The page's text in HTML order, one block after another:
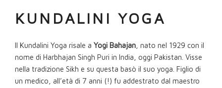
KUNDALINI YOGA
Il Kundalini Yoga risale a Yogi Bahajan , nato nel 1929 con il
nome di Harbhajan Singh Puri in India, oggi Pakistan. Visse
nella tradizione Sikh e su questa basò il suo yoga. Figlio di
un medico, all’età di 7 anni (!) fu addestrato dal maestro